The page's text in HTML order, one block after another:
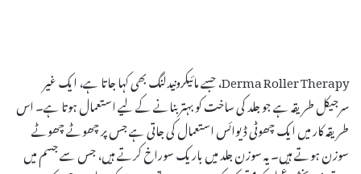
Derma Roller Therapy، جسے مائیکرونیدلنگ بھی کہا جاتا ہے، ایک غیر
سرجیکل طریقہ ہے جو جلد کی ساخت کو بہتر بنانے کے لیے استعمال ہوتا ہے۔ اس
طریقہ کار میں ایک چھوٹی ڈیوائس استعمال کی جاتی ہے جس پر چھوٹے چھوٹے
سوزن ہوتے ہیں۔ یہ سوزن جلد میں باریک سوراخ کرتے ہیں، جس سے جسم میں